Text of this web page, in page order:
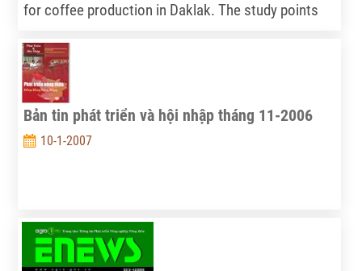
for coffee production in Daklak. The study points
environment and economy of interviewed
households.
Bản tin phát triển và hội nhập tháng 11-2006
10-1-2007